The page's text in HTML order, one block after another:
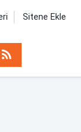
Sitene Ekle